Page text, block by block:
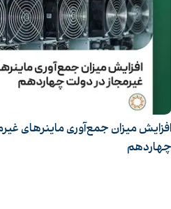
ایتالیا از مرز ۲ میلیون
نصب ۳.۳۵ گیگاوات در هفت‌ماهه ۲۰۲۵